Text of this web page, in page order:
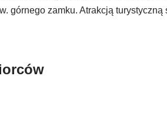
górnego zamku. Atrakcją